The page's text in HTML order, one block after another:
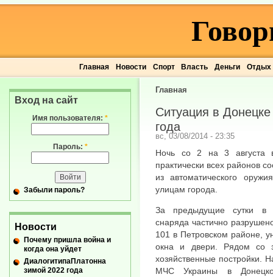
Главная Новости Спорт Власть Деньги Отдых
Главная
Ситуация в Донецке
года
вс, 03/08/2014 - 23:35
Ночь со 2 на 3 августа
практически всех районов
из автоматического
улицам города.
За предыдущие сутки в
снаряда частично
101 в Петровском районе,
окна и двери. Рядом со
хозяйственные постройки.
МЧС Украины в
Вход на сайт
Имя пользователя: *
Пароль: *
Забыли пароль?
Новости
Почему пришла война и
когда она уйдет
ДиалогитипаПлатонна
зимой 2022 года